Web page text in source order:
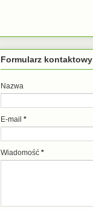
Formularz kontaktowy
Nazwa
E-mail *
Wiadomość *